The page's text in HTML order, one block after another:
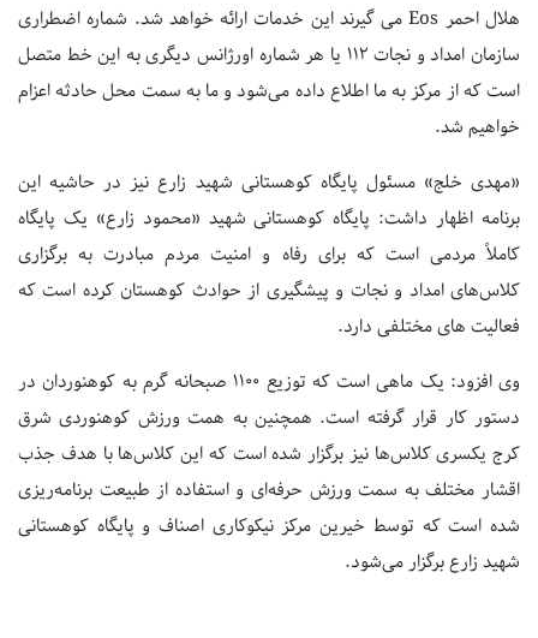
هلال احمر Eos می گیرند این خدمات ارائه خواهد شد. شماره اضطراری
سازمان امداد و نجات 112 یا هر شماره اورژانس دیگری به این خط متصل
است که از مرکز به ما اطلاع داده می‌شود و ما به سمت محل حادثه اعزام
خواهیم شد.
«مهدی خلج» مسئول پایگاه کوهستانی شهید زارع نیز در حاشیه این
برنامه اظهار داشت: پایگاه کوهستانی شهید «محمود زارع» یک پایگاه
کاملاً مردمی است که برای رفاه و امنیت مردم مبادرت به برگزاری
کلاس‌های امداد و نجات و پیشگیری از حوادث کوهستان کرده است که
فعالیت های مختلفی دارد.
وی افزود: یک ماهی است که توزیع 1100 صبحانه گرم به کوهنوردان در
دستور کار قرار گرفته است. همچنین به همت ورزش کوهنوردی شرق
کرج یکسری کلاس‌ها نیز برگزار شده است که این کلاس‌ها با هدف جذب
اقشار مختلف به سمت ورزش حرفه‌ای و استفاده از طبیعت برنامه‌ریزی
شده است که توسط خیرین مرکز نیکوکاری اصناف و پایگاه کوهستانی
شهید زارع برگزار می‌شود.